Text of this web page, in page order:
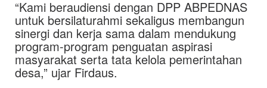
“Kami beraudiensi dengan DPP ABPEDNAS
untuk bersilaturahmi sekaligus membangun
sinergi dan kerja sama dalam mendukung
program-program penguatan aspirasi
masyarakat serta tata kelola pemerintahan
desa,” ujar Firdaus.